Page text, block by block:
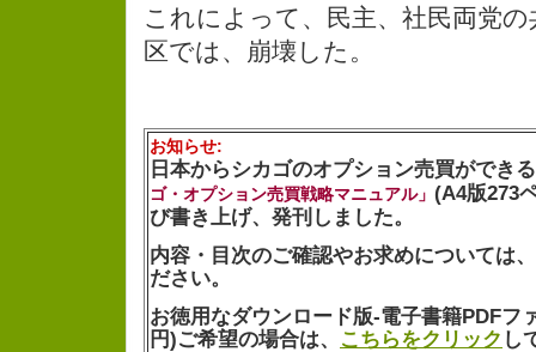
これによって、民主、社民両党
区では、崩壊した。
お知らせ:
日本からシカゴのオプション売買ができ
ゴ・オプション売買戦略マニュアル」 (A4版273
び書き上げ、発刊しました。
内容・目次のご確認やお求めについては、
ださい。
お徳用なダウンロード版-電子書籍PDFフ
円)ご希望の場合は、
こちらをクリック し